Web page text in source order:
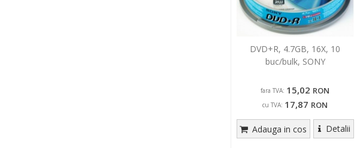
DVD+R, 4.7GB, 16X, 10
buc/bulk, SONY
fara TVA: 15,02 RON
cu TVA: 17,87 RON
Adauga in cos Detalii